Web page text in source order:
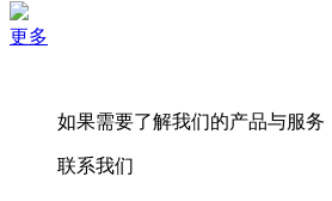
更多
如果需要了解我们的产品与服务
联系我们